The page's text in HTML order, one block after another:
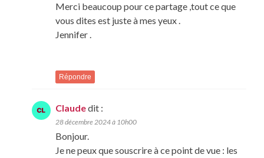
Merci beaucoup pour ce partage ,tout ce que
vous dites est juste à mes yeux .
Jennifer .
Répondre
Claudedit :
28 décembre 2024 à 10h00
Bonjour.
Je ne peux que souscrire à ce point de vue : les